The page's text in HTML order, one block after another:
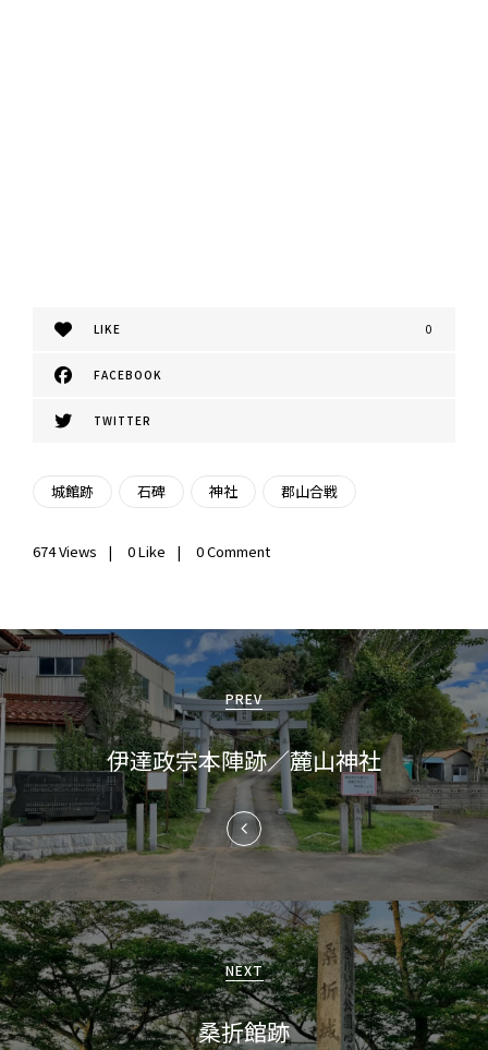
LIKE 0
FACEBOOK
TWITTER
城館跡 石碑 神社 郡山合戦
674Views 0Like 0 Comment
投
稿
ナ
ビ
ゲ
ー
シ
ョ
ン
PREV
伊達政宗本陣跡／麓山神社
NEXT
桑折館跡